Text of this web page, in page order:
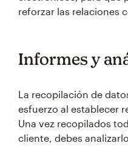
reforzar las relaciones
Informes y
La recopilación de
esfuerzo al establecer
Una vez recopilados
cliente, debes